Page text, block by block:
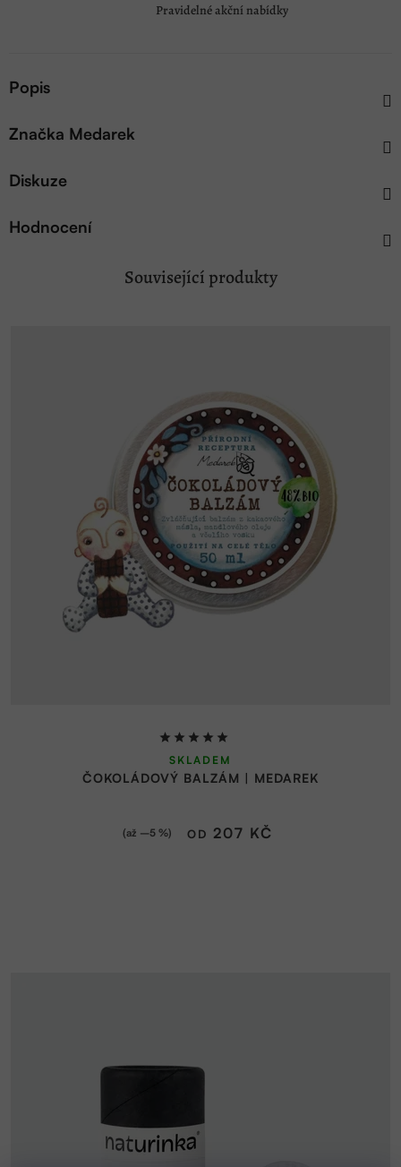
Pravidelné akční nabídky
Popis
Značka Medarek
Diskuze
Hodnocení
Související produkty
ČOKOLÁDOVÝ BALZÁM | MEDAREK
Průměrné
hodnocení
produktu
SKLADEM
OD 207 KČ
(až –5 %)